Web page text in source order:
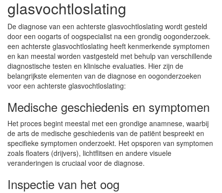
glasvochtloslating
De diagnose van een achterste glasvochtloslating wordt gesteld
door een oogarts of oogspecialist na een grondig oogonderzoek.
een achterste glasvochtloslating heeft kenmerkende symptomen
en kan meestal worden vastgesteld met behulp van verschillende
diagnostische testen en klinische evaluaties. Hier zijn de
belangrijkste elementen van de diagnose en oogonderzoeken
voor een achterste glasvochtloslating:
Medische geschiedenis en symptomen
Het proces begint meestal met een grondige anamnese, waarbij
de arts de medische geschiedenis van de patiënt bespreekt en
specifieke symptomen onderzoekt. Het opsporen van symptomen
zoals floaters (drijvers), lichtflitsen en andere visuele
veranderingen is cruciaal voor de diagnose.
Inspectie van het oog